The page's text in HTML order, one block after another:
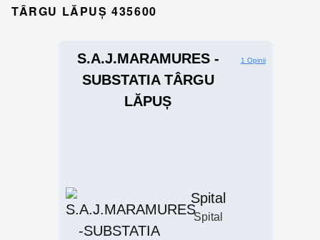
TÂRGU LĂPUȘ 435600
S.A.J.MARAMURES -
SUBSTATIA TÂRGU
LĂPUȘ
1 Opinii
Spital
Spital